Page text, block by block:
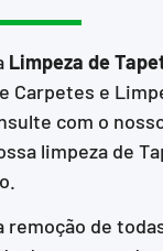
Limpeza de
Carpetes e
com o
limpeza de
de